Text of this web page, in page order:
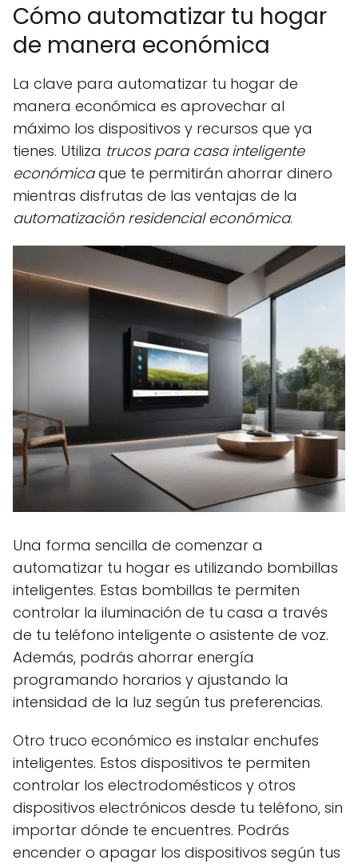
Cómo automatizar tu hogar
de manera económica
La clave para automatizar tu hogar de
manera económica es aprovechar al
máximo los dispositivos y recursos que ya
tienes. Utiliza trucos para casa inteligente
económicaque te permitirán ahorrar dinero
mientras disfrutas de las ventajas de la
automatización residencial económica.
Una forma sencilla de comenzar a
automatizar tu hogar es utilizando bombillas
inteligentes. Estas bombillas te permiten
controlar la iluminación de tu casa a través
de tu teléfono inteligente o asistente de voz.
Además, podrás ahorrar energía
programando horarios y ajustando la
intensidad de la luz según tus preferencias.
Otro truco económico es instalar enchufes
inteligentes. Estos dispositivos te permiten
controlar los electrodomésticos y otros
dispositivos electrónicos desde tu teléfono, sin
importar dónde te encuentres. Podrás
encender o apagar los dispositivos según tus